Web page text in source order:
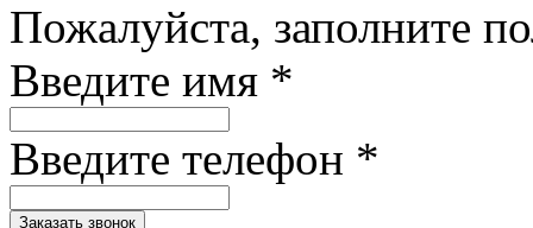
Пожалуйста, заполните
Введите имя *
Введите телефон *